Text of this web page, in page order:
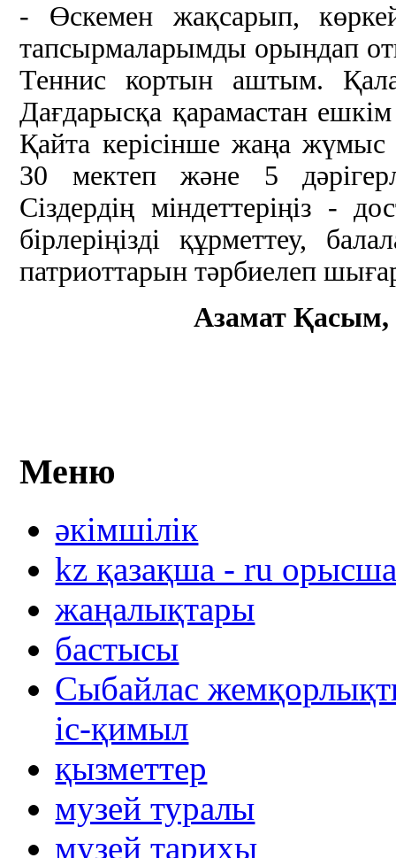
- Өскемен жақсарып,
тапсырмаларымды орындап
Теннис кортын аштым.
Дағдарысқа қарамастан
Қайта керісінше жаңа
30 мектеп және 5
Сіздердің міндеттеріңіз -
бірлеріңізді құрметтеу,
патриоттарын тәрбиелеп
Азамат Қасым,
Меню
әкімшілік
kz қазақша - ru
жаңалықтары
бастысы
Сыбайлас
іс-қимыл
қызметтер
музей туралы
музей тарихы